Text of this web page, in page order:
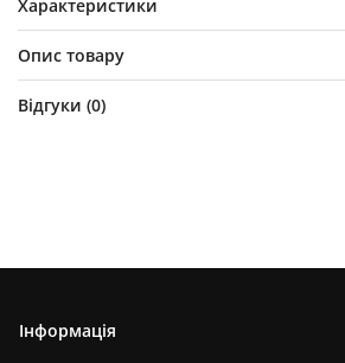
Характеристики
Опис товару
Відгуки (0)
Інформація